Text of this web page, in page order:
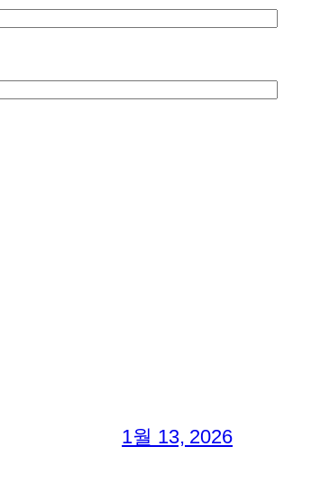
1월 13, 2026